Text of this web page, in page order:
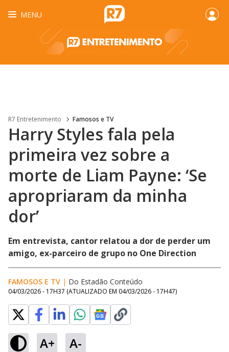
MENU
R7 Entretenimento Famosos e TV
Harry Styles fala pela
primeira vez sobre a
morte de Liam Payne: ‘Se
apropriaram da minha
dor’
Em entrevista, cantor relatou a dor de perder um
amigo, ex-parceiro de grupo no One Direction
FAMOSOS E TV | Do Estadão Conteúdo
04/03/2026 - 17H37 (ATUALIZADO EM 04/03/2026 - 17H47)
A+ A-